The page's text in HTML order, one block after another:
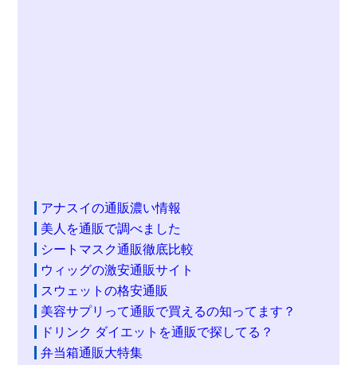
アナスイの通販濃い情報
美人を通販で調べました
シートマスク通販徹底比較
ウィッグの激安通販サイト
スウェットの格安通販
美容サプリって通販で買えるの知ってます？
ドリンク ダイエットを通販で探してる？
弁当箱通販大特集